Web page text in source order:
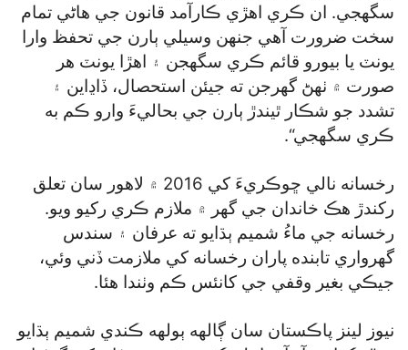
سگھجي. ان ڪري اهڙي ڪارآمد قانون جي هاڻي تمام
سخت ضرورت آهي جنهن وسيلي ٻارن جي تحفظ وارا
يونٽ يا بيورو قائم ڪري سگھجن ۽ اهڙا يونٽ هر
صورت ۾ ٺهڻ گھرجن ته جيئن استحصال، ڏاڍاين ۽
تشدد جو شڪار ٿيندڙ ٻارن جي بحاليءَ وارو ڪم به
ڪري سگھجي“.
رخسانه نالي ڇوڪريءَ کي 2016 ۾ لاهور سان تعلق
رکندڙ هڪ خاندان جي گھر ۾ ملازم ڪري رکيو ويو.
رخسانه جي ماءُ شميم ٻڌايو ته عرفان ۽ سندس
گھرواري تابنده پاران رخسانه کي ملازمت ڏني وئي،
جيڪي بغير وقفي جي کانئس ڪم وٺندا هئا.
نيوز لينز پاڪستان سان ڳالهه ٻولهه ڪندي شميم ٻڌايو